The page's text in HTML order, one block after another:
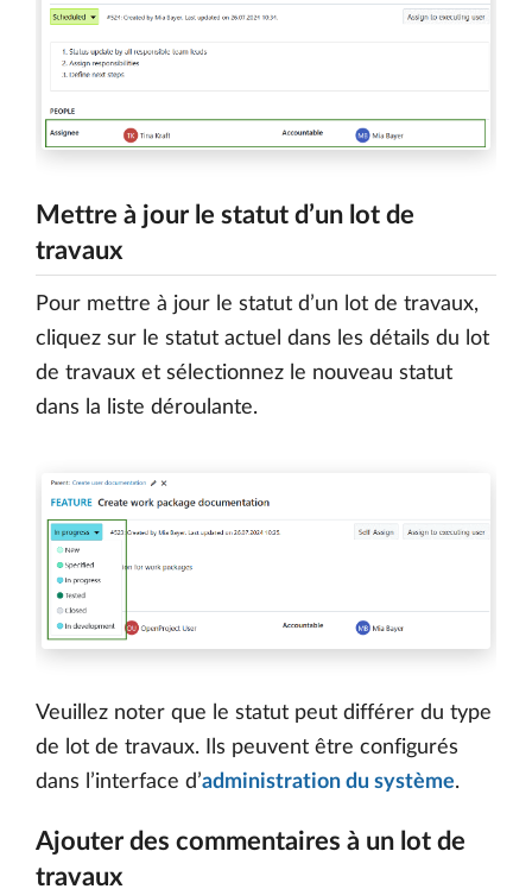
Mettre à jour le statut d’un lot de
travaux
Pour mettre à jour le statut d’un lot de travaux,
cliquez sur le statut actuel dans les détails du lot
de travaux et sélectionnez le nouveau statut
dans la liste déroulante.
Veuillez noter que le statut peut différer du type
de lot de travaux. Ils peuvent être configurés
dans l’interface d’administration du système.
Ajouter des commentaires à un lot de
travaux